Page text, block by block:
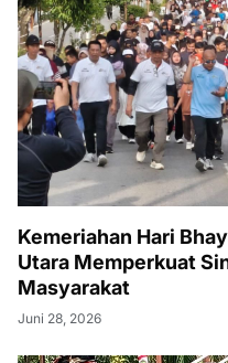
Kemeriahan Hari
Utara Memperkuat
Masyarakat
Juni 28, 2026